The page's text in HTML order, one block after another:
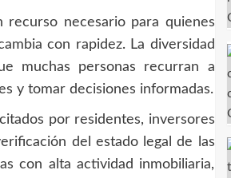
necesario para quienes
con rapidez. La diversidad
muchas personas recurran a
y tomar decisiones informadas.
por residentes, inversores
del estado legal de las
con alta actividad inmobiliaria,